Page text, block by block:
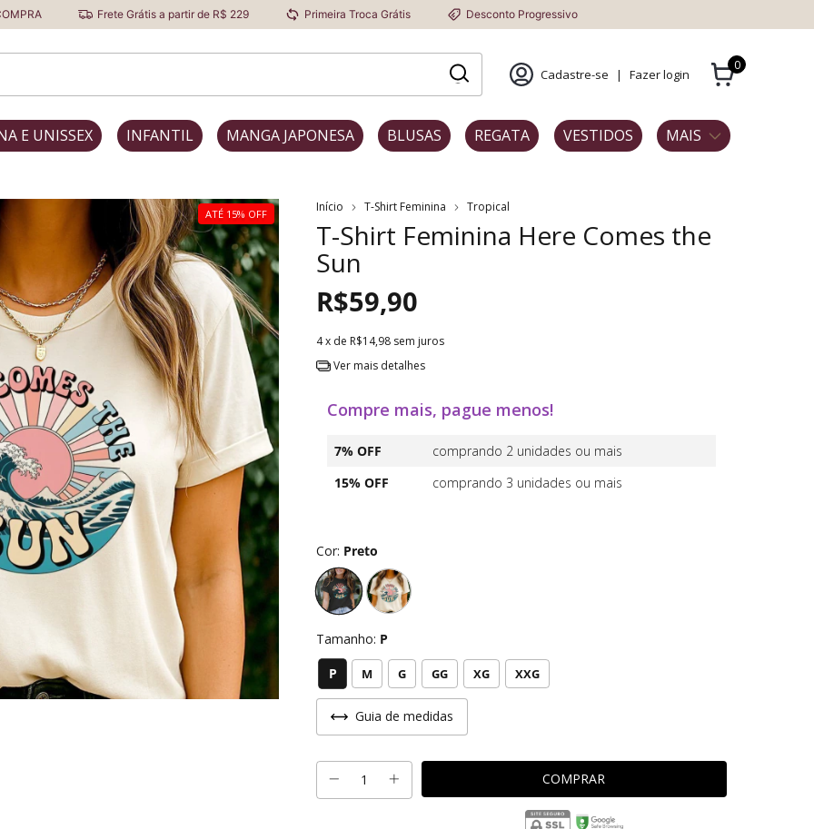
Frete Grátis a partir de R$ 229 Primeira Troca Grátis Desconto Progressivo
Cadastre-se | Fazer login
0
E UNISSEX INFANTIL MANGA JAPONESA BLUSAS REGATA VESTIDOS MAIS
ATÉ 15% OFF Início T-Shirt Feminina Tropical
T-Shirt Feminina Here Comes the
Sun
R$59,90
4x de R$14,98 sem juros
Ver mais detalhes
Compre mais, pague menos!
7% OFF
comprando 2 unidades ou mais
15% OFF
comprando 3 unidades ou mais
Cor: Preto
Tamanho: P
P M G GG XG XXG
Guia de medidas